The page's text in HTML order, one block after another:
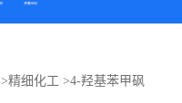
>精细化工 >4-羟基苯甲砜